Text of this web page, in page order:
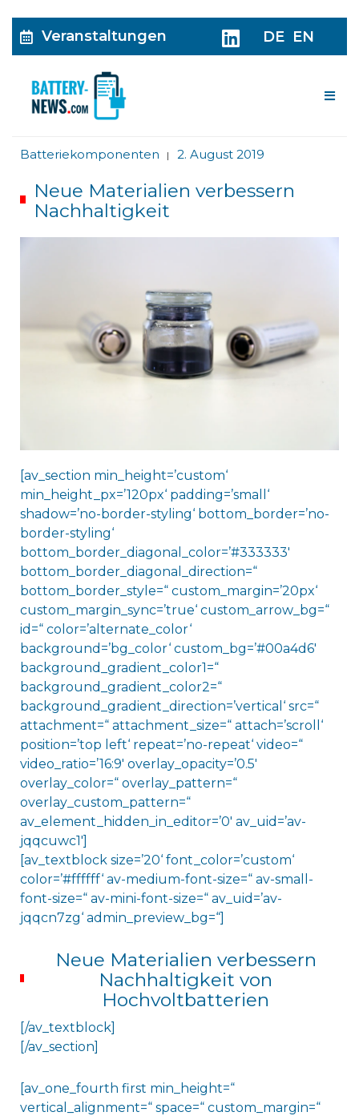
Veranstaltungen DE EN
Batteriekomponenten | 2. August 2019
Neue Materialien verbessern
Nachhaltigkeit
[av_section min_height=’custom‘
min_height_px=’120px‘ padding=’small‘
shadow=’no-border-styling‘ bottom_border=’no-
border-styling‘
bottom_border_diagonal_color=’#333333′
bottom_border_diagonal_direction=“
bottom_border_style=“ custom_margin=’20px‘
custom_margin_sync=’true‘ custom_arrow_bg=“
id=“ color=’alternate_color‘
background=’bg_color‘ custom_bg=’#00a4d6′
background_gradient_color1=“
background_gradient_color2=“
background_gradient_direction=’vertical‘ src=“
attachment=“ attachment_size=“ attach=’scroll‘
position=’top left‘ repeat=’no-repeat‘ video=“
video_ratio=’16:9′ overlay_opacity=’0.5′
overlay_color=“ overlay_pattern=“
overlay_custom_pattern=“
av_element_hidden_in_editor=’0′ av_uid=’av-
jqqcuwc1′]
[av_textblock size=’20‘ font_color=’custom‘
color=’#ffffff‘ av-medium-font-size=“ av-small-
font-size=“ av-mini-font-size=“ av_uid=’av-
jqqcn7zg‘ admin_preview_bg=“]
Neue Materialien verbessern
Nachhaltigkeit von
Hochvoltbatterien
[/av_textblock]
[/av_section]
[av_one_fourth first min_height=“
vertical_alignment=“ space=“ custom_margin=“